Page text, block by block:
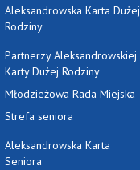
Aleksandrowska Karta Dużej
Rodziny
Partnerzy Aleksandrowskiej
Karty Dużej Rodziny
Młodzieżowa Rada Miejska
Strefa seniora
Aleksandrowska Karta
Seniora